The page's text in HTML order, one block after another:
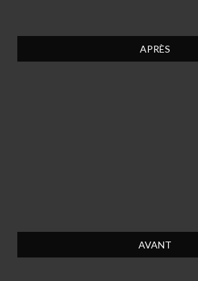
APRÈS
AVANT